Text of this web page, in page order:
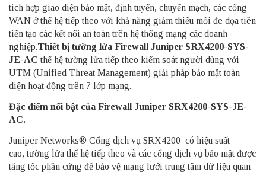
tích hợp giao diện bảo mật, định tuyển, chuyển mạch, các cổng
WAN ở thế hệ tiếp theo với khả năng giảm thiếu mối đe dọa tiên
tiến tạo các kết nối an toàn trên hệ thống mạng các doanh
nghiệp.Thiết bị tường lửa Firewall Juniper SRX4200-SYS-
JE-ACthế hệ tường lửa tiếp theo kiểm soát người dùng với
UTM (Unified Threat Management) giải pháp bảo mật toàn
diện hoạt động trên 7 lớp mạng.
Đặc điểm nổi bật của Firewall Juniper SRX4200-SYS-JE-
AC.
Juniper Networks® Cổng dịch vụ SRX4200 có hiệu suất
cao, tường lửa thế hệ tiếp theo và các cổng dịch vụ bảo mật được
tăng tốc phần cứng để bảo vệ mạng lưới trung tâm dữ liệu quan